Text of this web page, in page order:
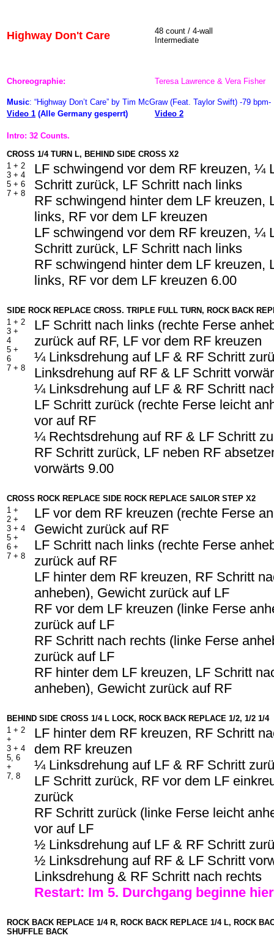
Highway Don't Care
48 count / 4-wall
Intermediate
Choreographie: Teresa Lawrence & Vera Fisher
Music: “Highway Don’t Care” by Tim McGraw (Feat. Taylor Swift) -79 bpm-
Video 1 (Alle Germany gesperrt) Video 2
Intro: 32 Counts.
CROSS 1/4 TURN L, BEHIND SIDE CROSS X2
1 + 2
3 + 4
5 + 6
7 + 8
LF schwingend vor dem RF kreuzen, ¼
Schritt zurück, LF Schritt nach links
RF schwingend hinter dem LF kreuzen,
links, RF vor dem LF kreuzen
LF schwingend vor dem RF kreuzen, ¼
Schritt zurück, LF Schritt nach links
RF schwingend hinter dem LF kreuzen,
links, RF vor dem LF kreuzen 6.00
SIDE ROCK REPLACE CROSS. TRIPLE FULL TURN, ROCK BACK
1 + 2
3 +
4
5 +
6
7 + 8
LF Schritt nach links (rechte Ferse
zurück auf RF, LF vor dem RF kreuzen
¼ Linksdrehung auf LF & RF Schritt
Linksdrehung auf RF & LF Schritt
¼ Linksdrehung auf LF & RF Schritt
LF Schritt zurück (rechte Ferse leicht
vor auf RF
¼ Rechtsdrehung auf RF & LF Schritt
RF Schritt zurück, LF neben RF
vorwärts 9.00
CROSS ROCK REPLACE SIDE ROCK REPLACE SAILOR STEP X2
1 +
2 +
3 + 4
5 +
6 +
7 + 8
LF vor dem RF kreuzen (rechte Ferse
Gewicht zurück auf RF
LF Schritt nach links (rechte Ferse
zurück auf RF
LF hinter dem RF kreuzen, RF Schritt
anheben), Gewicht zurück auf LF
RF vor dem LF kreuzen (linke Ferse
zurück auf LF
RF Schritt nach rechts (linke Ferse
zurück auf LF
RF hinter dem LF kreuzen, LF Schritt
anheben), Gewicht zurück auf RF
BEHIND SIDE CROSS 1/4 L LOCK, ROCK BACK REPLACE 1/2, 1/2 1/4
1 + 2
+
3 + 4
5, 6
+
7, 8
LF hinter dem RF kreuzen, RF Schritt
dem RF kreuzen
¼ Linksdrehung auf LF & RF Schritt
LF Schritt zurück, RF vor dem LF
zurück
RF Schritt zurück (linke Ferse leicht
vor auf LF
½ Linksdrehung auf LF & RF Schritt
½ Linksdrehung auf RF & LF Schritt
Linksdrehung & RF Schritt nach rechts
Restart: Im 5. Durchgang beginne
ROCK BACK REPLACE 1/4 R, ROCK BACK REPLACE 1/4 L, ROCK
SHUFFLE BACK